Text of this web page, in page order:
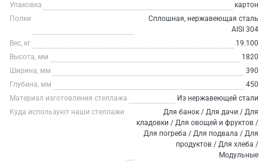
Упаковка
картон
Полки
Сплошная, нержавеющая сталь
AISI 304
Вес, кг
19.100
Высота, мм
1820
Ширина, мм
390
Глубина, мм
450
Материал изготовления стеллажа
Из нержавеющей стали
Куда используют наши стеллажи
Для банок / Для дачи / Для
кладовки / Для овощей и фруктов /
Для погреба / Для подвала / Для
продуктов / Для хлеба /
Модульные